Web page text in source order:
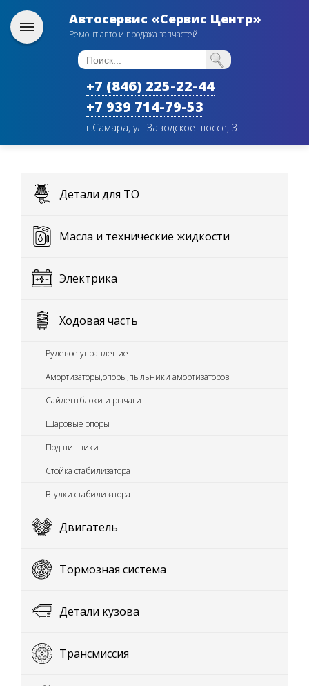
Автосервис «Сервис Центр»
Ремонт авто и продажа запчастей
+7 (846) 225-22-44
+7 939 714-79-53
г.Самара, ул. Заводское шоссе, 3
Детали для ТО
Масла и технические жидкости
Электрика
Ходовая часть
Рулевое управление
Амортизаторы,опоры,пыльники амортизаторов
Сайлентблоки и рычаги
Шаровые опоры
Подшипники
Стойка стабилизатора
Втулки стабилизатора
Двигатель
Тормозная система
Детали кузова
Трансмиссия